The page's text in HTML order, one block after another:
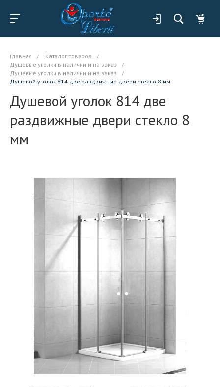
Главная / Каталог товаров
/
Душевые уголки в наличии и на заказ
/
Душевые уголки в наличии и на заказ
/
Душевой уголок 814 две раздвижные двери стекло 8 мм
Душевой уголок 814 две
раздвижные двери стекло 8
мм